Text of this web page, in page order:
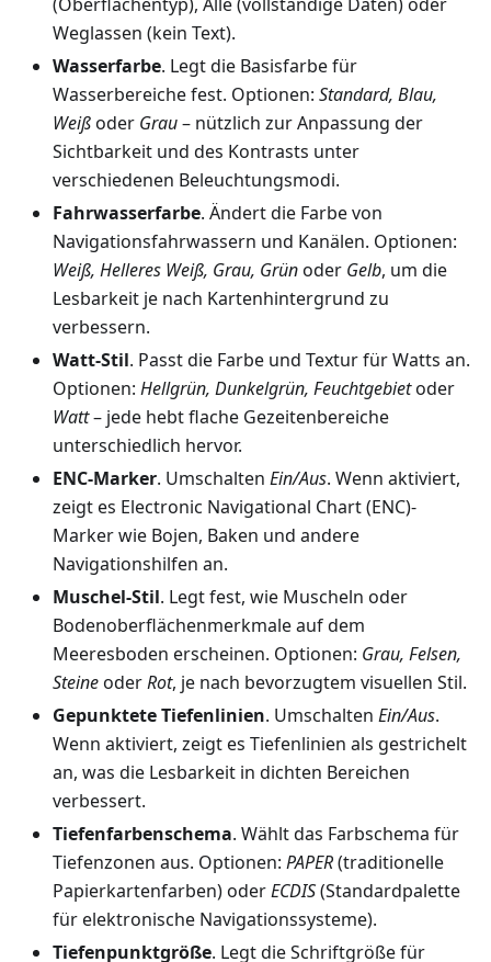
Weglassen (kein Text).
Wasserfarbe. Legt die Basisfarbe für
Wasserbereiche fest. Optionen: Standard, Blau,
Weißoder Grau– nützlich zur Anpassung der
Sichtbarkeit und des Kontrasts unter
verschiedenen Beleuchtungsmodi.
Fahrwasserfarbe. Ändert die Farbe von
Navigationsfahrwassern und Kanälen. Optionen:
Weiß, Helleres Weiß, Grau, Grünoder Gelb, um die
Lesbarkeit je nach Kartenhintergrund zu
verbessern.
Watt-Stil. Passt die Farbe und Textur für Watts an.
Optionen: Hellgrün, Dunkelgrün, Feuchtgebietoder
Watt– jede hebt flache Gezeitenbereiche
unterschiedlich hervor.
ENC-Marker. Umschalten Ein/Aus. Wenn aktiviert,
zeigt es Electronic Navigational Chart (ENC)-
Marker wie Bojen, Baken und andere
Navigationshilfen an.
Muschel-Stil. Legt fest, wie Muscheln oder
Bodenoberflächenmerkmale auf dem
Meeresboden erscheinen. Optionen: Grau, Felsen,
SteineoderRot, je nach bevorzugtem visuellen Stil.
Gepunktete Tiefenlinien. Umschalten Ein/Aus.
Wenn aktiviert, zeigt es Tiefenlinien als gestrichelt
an, was die Lesbarkeit in dichten Bereichen
verbessert.
Tiefenfarbenschema. Wählt das Farbschema für
Tiefenzonen aus. Optionen: PAPER(traditionelle
Papierkartenfarben) oderECDIS(Standardpalette
für elektronische Navigationssysteme).
Tiefenpunktgröße. Legt die Schriftgröße für